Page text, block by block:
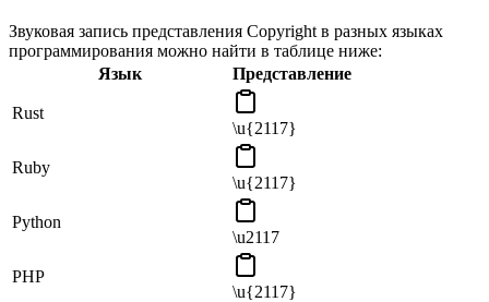
Звуковая запись представления Copyright в разных языках
программирования можно найти в таблице ниже:
Язык
Представление
Rust
\u{2117}
Ruby
\u{2117}
Python
\u2117
PHP
\u{2117}